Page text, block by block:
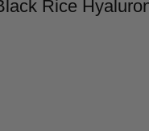
Rice